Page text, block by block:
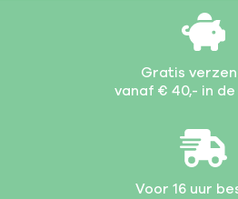
Gratis
vanaf € 40,- in de
Voor 16 uur